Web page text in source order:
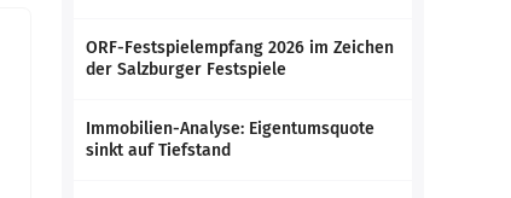
ORF-Festspielempfang 2026 im Zeichen
der Salzburger Festspiele
Immobilien-Analyse: Eigentumsquote
sinkt auf Tiefstand